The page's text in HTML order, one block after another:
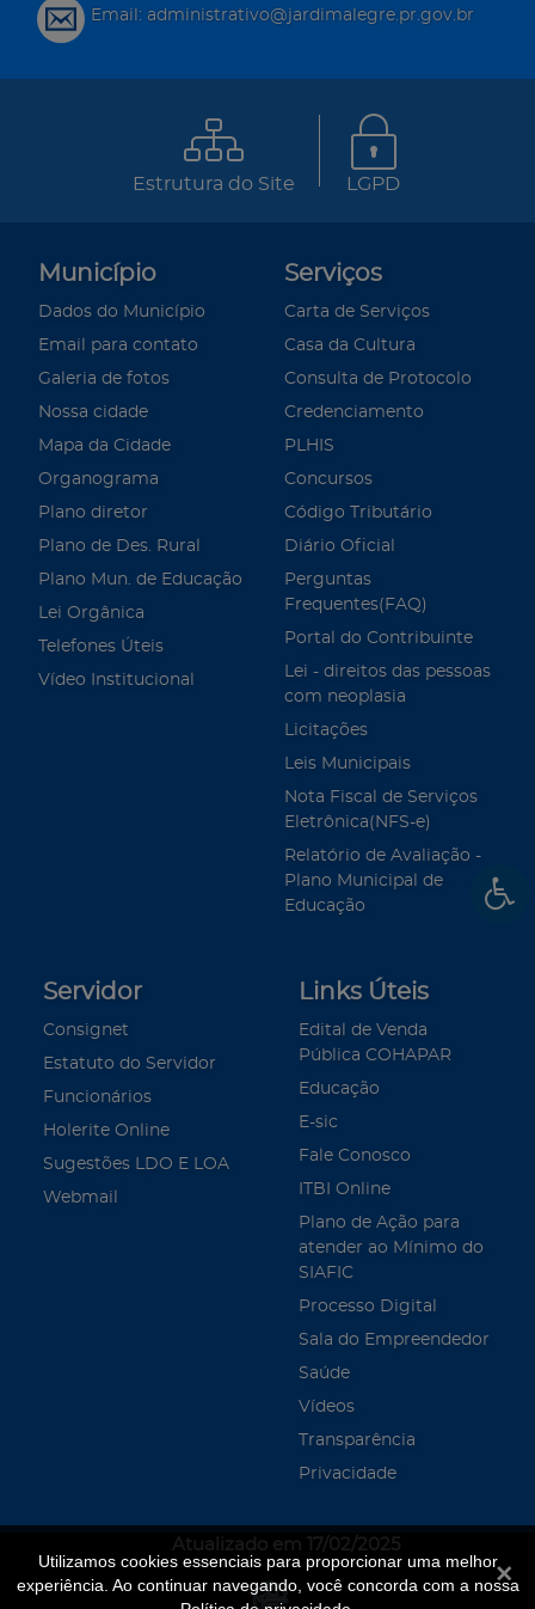
Utilizamos cookies essenciais para proporcionar uma melhor
experiência. Ao continuar navegando, você concorda com a nossa
Email: administrativo@jardimalegre.pr.gov.br
Estrutura do Site LGPD
Município
Dados do Município
Email para contato
Galeria de fotos
Nossa cidade
Mapa da Cidade
Organograma
Plano diretor
Plano de Des. Rural
Plano Mun. de Educação
Lei Orgânica
Telefones Úteis
Vídeo Institucional
Serviços
Carta de Serviços
Casa da Cultura
Consulta de Protocolo
Credenciamento
PLHIS
Concursos
Código Tributário
Diário Oficial
Perguntas
Frequentes(FAQ)
Portal do Contribuinte
Lei - direitos das pessoas
com neoplasia
Licitações
Leis Municipais
Nota Fiscal de Serviços
Eletrônica(NFS-e)
Relatório de Avaliação -
Plano Municipal de
Educação
Servidor
Consignet
Estatuto do Servidor
Funcionários
Holerite Online
Sugestões LDO E LOA
Webmail
Links Úteis
Edital de Venda
Pública COHAPAR
Educação
E-sic
Fale Conosco
ITBI Online
Plano de Ação para
atender ao Mínimo do
SIAFIC
Processo Digital
Sala do Empreendedor
Saúde
Vídeos
Transparência
Privacidade
Atualizado em 17/02/2025